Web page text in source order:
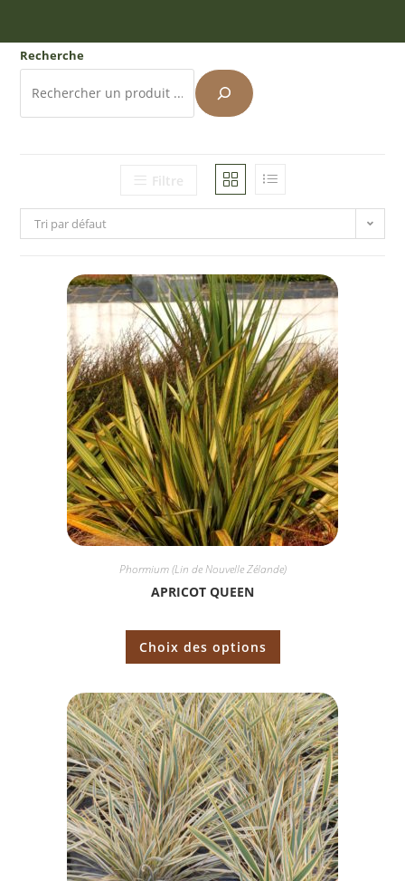
Recherche
Filtre
Tri par défaut
Phormium (Lin de Nouvelle Zélande)
APRICOT QUEEN
Choix des options